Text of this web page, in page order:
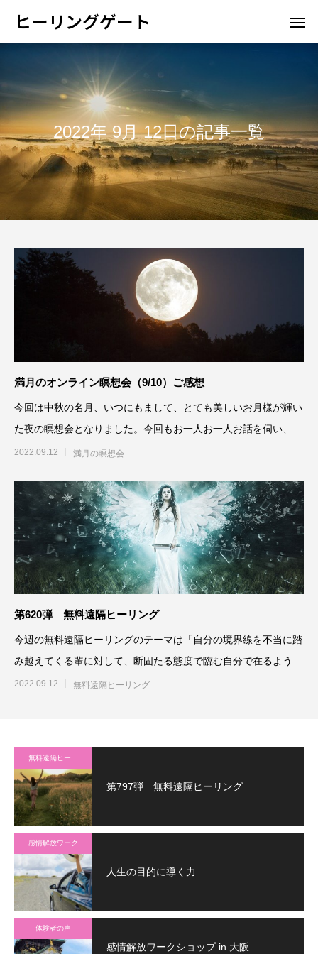
ヒーリングゲート
2022年 9月 12日の記事一覧
満月のオンライン瞑想会（9/10）ご感想
今回は中秋の名月、いつにもまして、とても美しいお月様が輝い
た夜の瞑想会となりました。今回もお一人お一人お話を伺い、リ
ーディングをしながらアド
2022.09.12 満月の瞑想会
第620弾 無料遠隔ヒーリング
今週の無料遠隔ヒーリングのテーマは「自分の境界線を不当に踏
み越えてくる輩に対して、断固たる態度で臨む自分で在るよう最
高最善に働きかける」です
2022.09.12 無料遠隔ヒーリング
第797弾 無料遠隔ヒーリング
感情解放ワーク
人生の目的に導く力
体験者の声
感情解放ワークショップ in 大阪